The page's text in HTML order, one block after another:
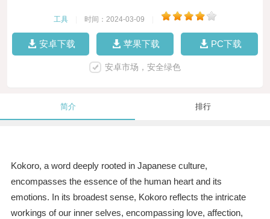
工具 时间：2024-03-09
安卓下载 苹果下载 PC下载
安卓市场，安全绿色
简介 排行
Kokoro, a word deeply rooted in Japanese culture,
encompasses the essence of the human heart and its
emotions. In its broadest sense, Kokoro reflects the intricate
workings of our inner selves, encompassing love, affection,